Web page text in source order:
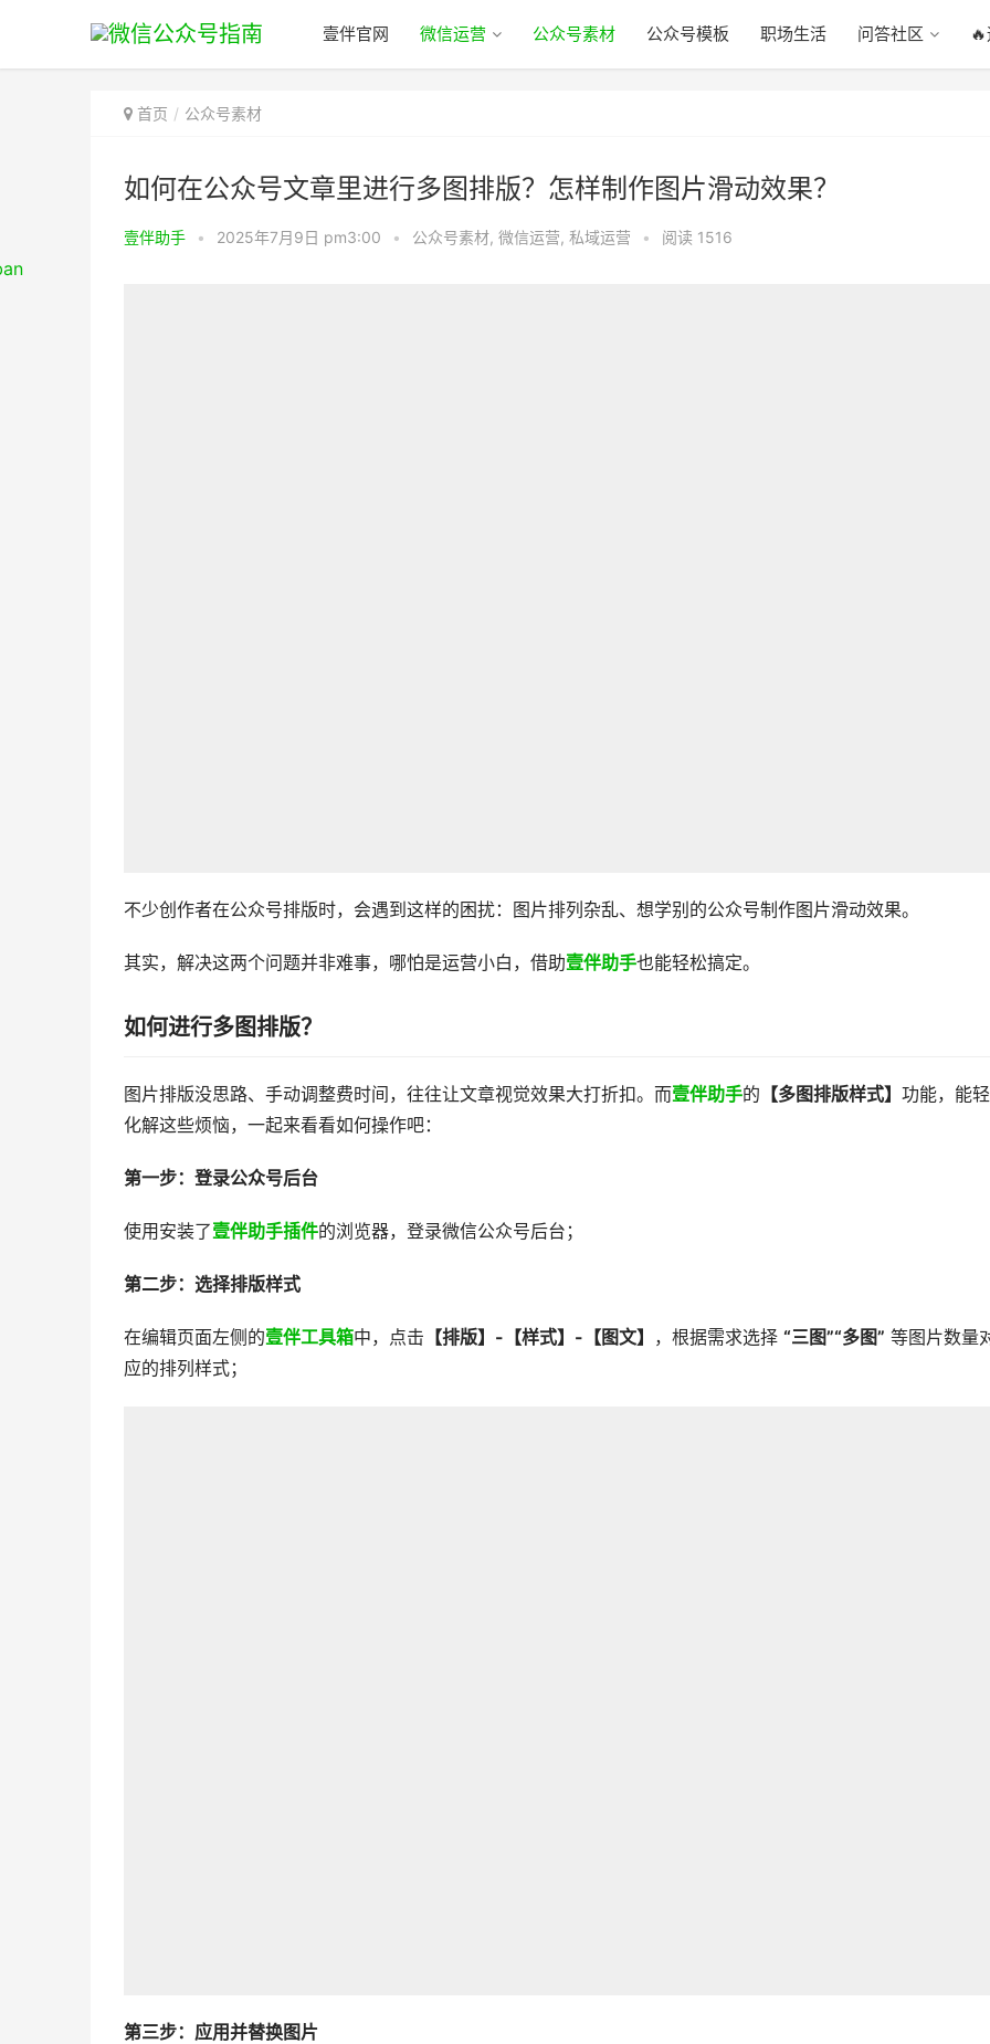
壹伴官网 微信运营 公众号素材 公众号模板 职场生活 问答社区
首页 公众号素材
如何在公众号文章里进行多图排版？怎样制作图片滑动效果？
壹伴助手 • 2025年7月9日 pm3:00 • 公众号素材, 微信运营, 私域运营 • 阅读 1516
不少创作者在公众号排版时，会遇到这样的困扰：图片排列杂乱、想学别的公众号制作图片滑动效果。
其实，解决这两个问题并非难事，哪怕是运营小白，借助壹伴助手也能轻松搞定。
如何进行多图排版？
图片排版没思路、手动调整费时间，往往让文章视觉效果大打折扣。而壹伴助手的 【多图排版样式】 功能，能
化解这些烦恼，一起来看看如何操作吧：
第一步：登录公众号后台
使用安装了壹伴助手插件的浏览器，登录微信公众号后台；
第二步：选择排版样式
在编辑页面左侧的壹伴工具箱中，点击 【排版】-【样式】-【图文】 ，根据需求选择 “三图”“多图” 等图片数量
应的排列样式；
第三步：应用并替换图片